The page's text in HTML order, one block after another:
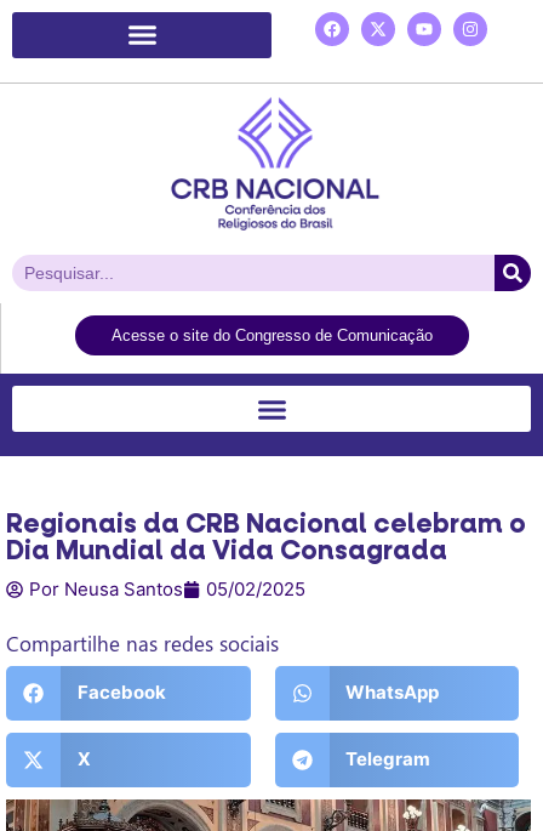
Acesse o site do Congresso de Comunicação
Regionais da CRB Nacional celebram o
Dia Mundial da Vida Consagrada
Por Neusa Santos 05/02/2025
Compartilhe nas redes sociais
Facebook WhatsApp
X Telegram